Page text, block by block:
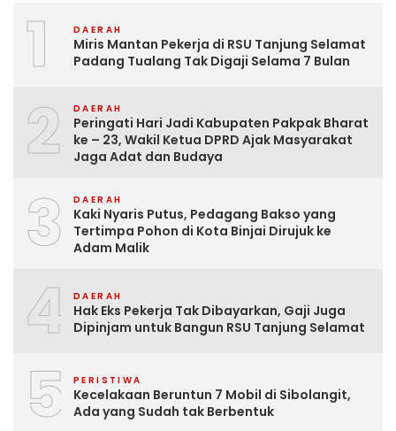
1 DAERAH
Miris Mantan Pekerja di RSU Tanjung Selamat
Padang Tualang Tak Digaji Selama 7 Bulan
2 DAERAH
Peringati Hari Jadi Kabupaten Pakpak Bharat
ke – 23, Wakil Ketua DPRD Ajak Masyarakat
Jaga Adat dan Budaya
3 DAERAH
Kaki Nyaris Putus, Pedagang Bakso yang
Tertimpa Pohon di Kota Binjai Dirujuk ke
Adam Malik
4 DAERAH
Hak Eks Pekerja Tak Dibayarkan, Gaji Juga
Dipinjam untuk Bangun RSU Tanjung Selamat
5 PERISTIWA
Kecelakaan Beruntun 7 Mobil di Sibolangit,
Ada yang Sudah tak Berbentuk